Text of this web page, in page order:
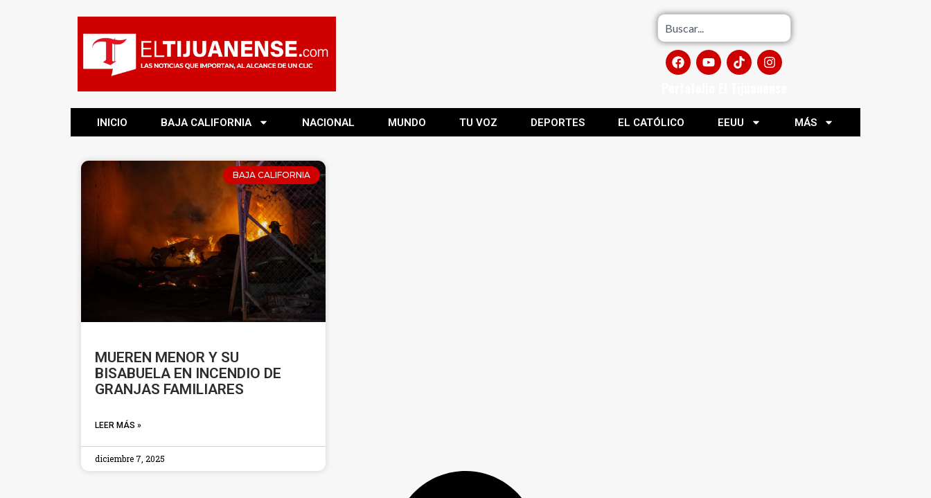
INICIO BAJA CALIFORNIA NACIONAL MUNDO TU VOZ DEPORTES EL CATÓLICO EEUU MÁS
BAJA CALIFORNIA
MUEREN MENOR Y SU
BISABUELA EN INCENDIO DE
GRANJAS FAMILIARES
LEER MÁS »
diciembre 7, 2025